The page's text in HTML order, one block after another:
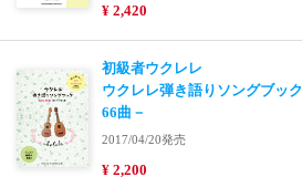
¥ 2,420
初級者ウクレレ
ウクレレ弾き語りソングブッ
66曲－
2017/04/20発売
¥ 2,200